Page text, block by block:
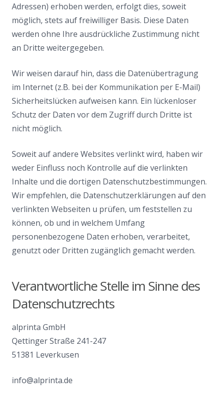
Adressen) erhoben werden, erfolgt dies, soweit
möglich, stets auf freiwilliger Basis. Diese Daten
werden ohne Ihre ausdrückliche Zustimmung nicht
an Dritte weitergegeben.
Wir weisen darauf hin, dass die Datenübertragung
im Internet (z.B. bei der Kommunikation per E-Mail)
Sicherheitslücken aufweisen kann. Ein lückenloser
Schutz der Daten vor dem Zugriff durch Dritte ist
nicht möglich.
Soweit auf andere Websites verlinkt wird, haben wir
weder Einfluss noch Kontrolle auf die verlinkten
Inhalte und die dortigen Datenschutzbestimmungen.
Wir empfehlen, die Datenschutzerklärungen auf den
verlinkten Webseiten u prüfen, um feststellen zu
können, ob und in welchem Umfang
personenbezogene Daten erhoben, verarbeitet,
genutzt oder Dritten zugänglich gemacht werden.
Verantwortliche Stelle im Sinne des
Datenschutzrechts
alprinta GmbH
Qettinger Straße 241-247
51381 Leverkusen
info@alprinta.de